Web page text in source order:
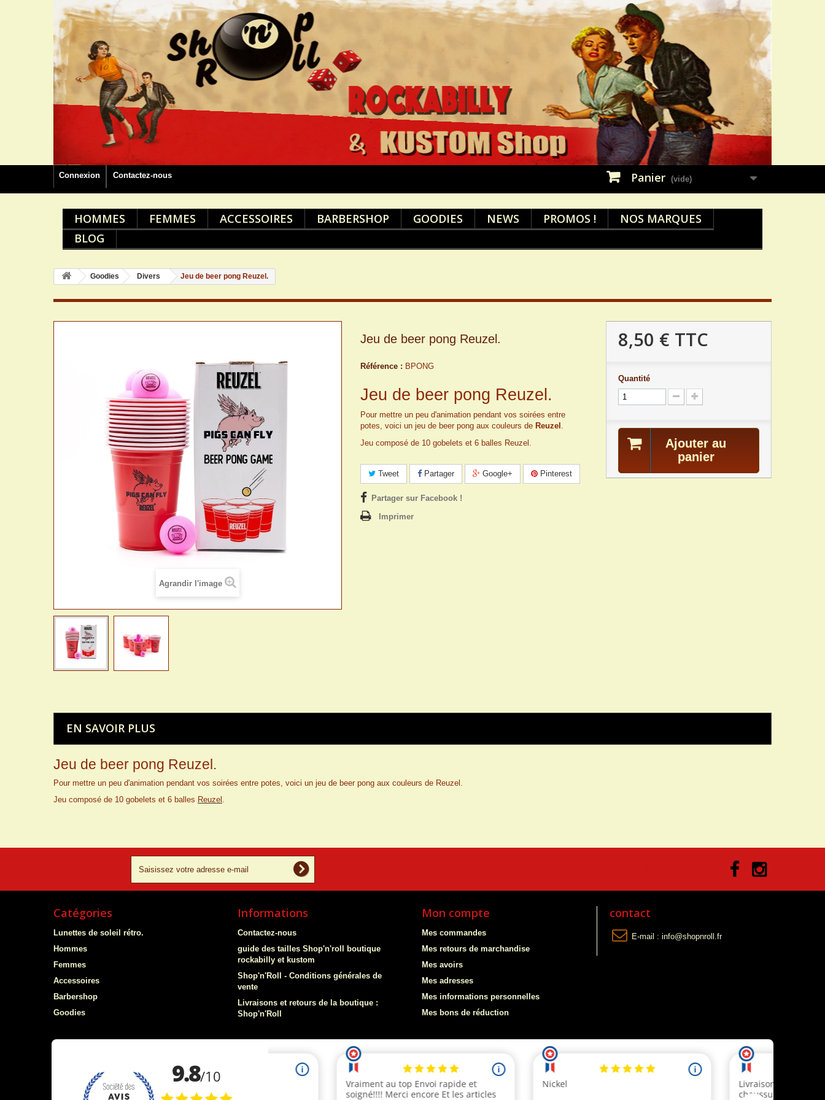
Connexion Contactez-nous Panier (vide)
HOMMES FEMMES ACCESSOIRES BARBERSHOP GOODIES NEWS PROMOS !
NOS MARQUES
BLOG
Goodies Divers Jeu de beer pong Reuzel.
Agrandir l'image
Jeu de beer pong Reuzel.
Référence : BPONG
Jeu de beer pong Reuzel.
Pour mettre un peu d'animation pendant vos soirées entre
potes, voici un jeu de beer pong aux couleurs de Reuzel .
Jeu composé de 10 gobelets et 6 balles Reuzel.
Tweet Partager Google+ Pinterest
Partager sur Facebook !
Imprimer
8,50 € TTC
Quantité
Ajouter au
panier
EN SAVOIR PLUS
Jeu de beer pong Reuzel.
Pour mettre un peu d'animation pendant vos soirées entre potes, voici un jeu de beer pong aux couleurs de Reuzel.
Jeu composé de 10 gobelets et 6 balles Reuzel .
Catégories
Lunettes de soleil rétro.
Hommes
Femmes
Accessoires
Barbershop
Goodies
Informations
Contactez-nous
guide des tailles Shop'n'roll boutique
rockabilly et kustom
Shop'n'Roll - Conditions générales de
vente
Livraisons et retours de la boutique :
Shop'n'Roll
Mon compte
Mes commandes
Mes retours de marchandise
Mes avoirs
Mes adresses
Mes informations personnelles
Mes bons de réduction
contact
E-mail : info@shopnroll.fr